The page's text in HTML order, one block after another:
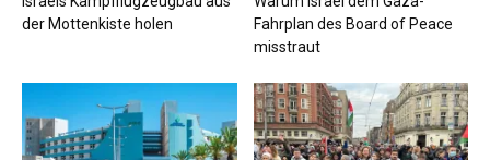
der Mottenkiste holen
Fahrplan des Board of Peace
misstraut